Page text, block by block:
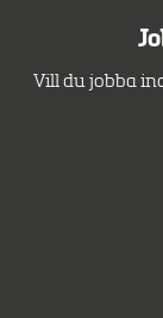
Vill du jobba